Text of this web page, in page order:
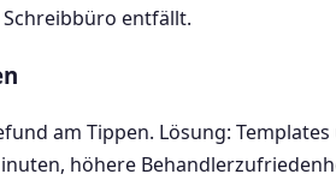
Schreibbüro entfällt.
am Tippen. Lösung:
höhere